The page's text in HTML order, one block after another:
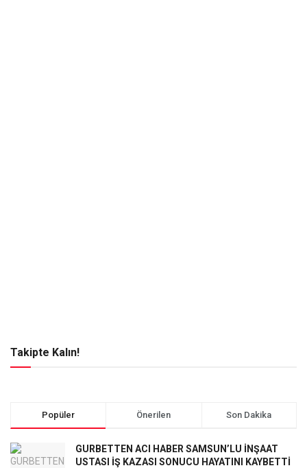
Takipte Kalın!
Popüler Önerilen Son Dakika
GURBETTEN ACI HABER SAMSUN’LU İNŞAAT
USTASI İŞ KAZASI SONUCU HAYATINI KAYBETTİ